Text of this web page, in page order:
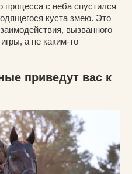
процесса с неба спустился
куста змею. Это
вызванного
а не каким-то
приведут вас к